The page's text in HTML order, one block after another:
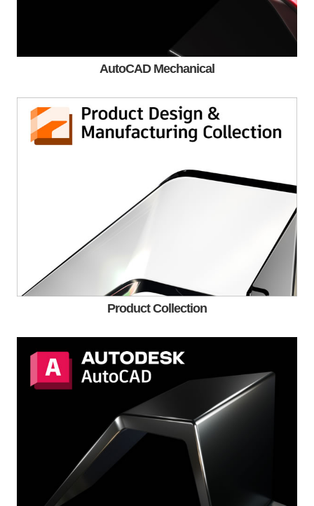
AutoCAD Mechanical
Product Collection